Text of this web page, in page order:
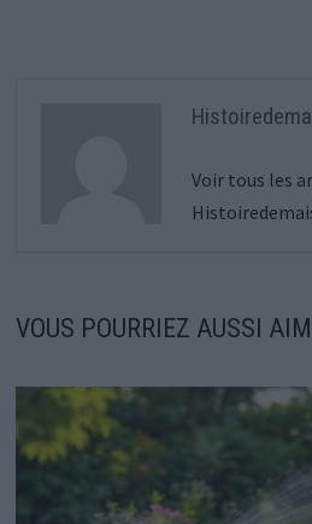
Voir tous les
VOUS POURRIEZ AUSSI